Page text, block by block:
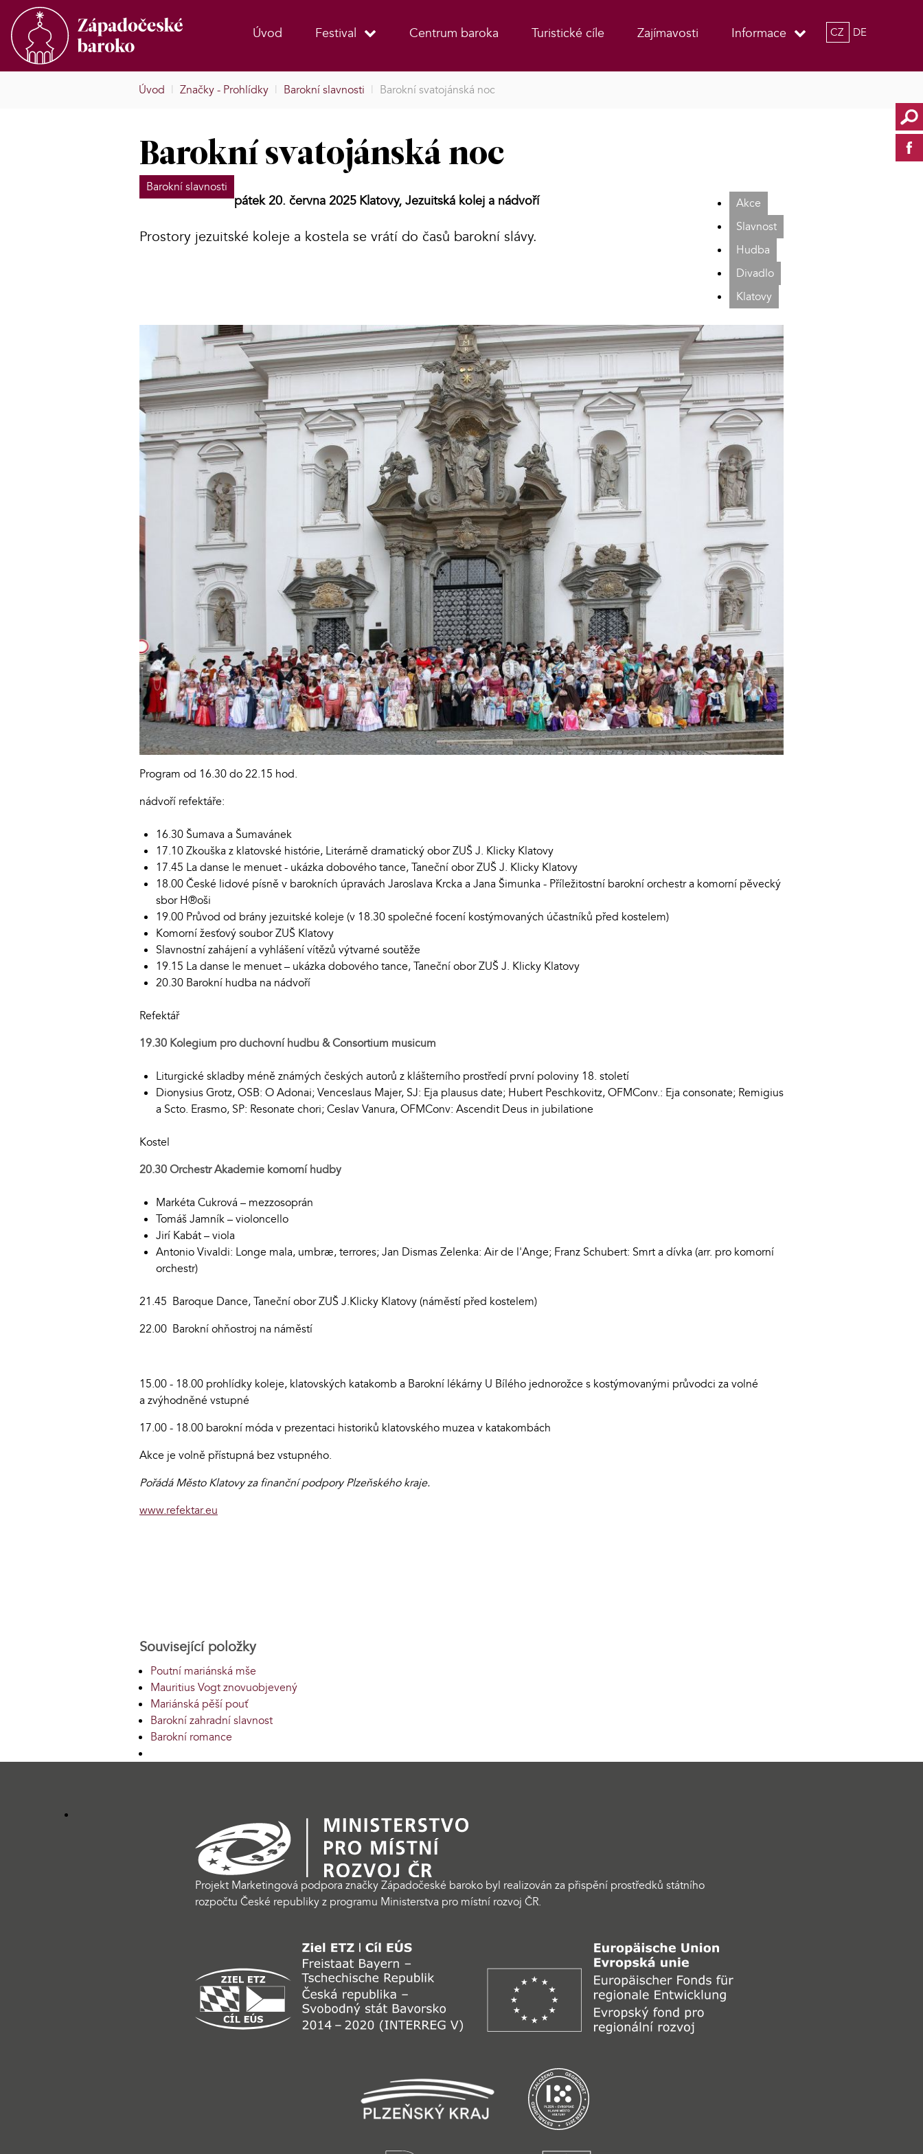
Úvod Festival Centrum baroka Turistické cíle Zajímavosti Informace CZ DE
Úvod | Značky - Prohlídky | Barokní slavnosti | Barokní svatojánská noc
Barokní svatojánská noc
Barokní slavnosti
Akce
Slavnost
Hudba
Divadlo
Klatovy
pátek 20. června 2025 Klatovy, Jezuitská kolej a nádvoří
Prostory jezuitské koleje a kostela se vrátí do časů barokní slávy.
Program od 16.30 do 22.15 hod.
nádvoří refektáře:
16.30 Šumava a Šumavánek
17.10 Zkouška z klatovské histórie, Literárně dramatický obor ZUŠ J. Klicky Klatovy
17.45 La danse le menuet - ukázka dobového tance, Taneční obor ZUŠ J. Klicky Klatovy
18.00 České lidové písně v barokních úpravách Jaroslava Krcka a Jana Šimunka - Příležitostní barokní orchestr a komorní pěvecký
sbor H®oši
19.00 Průvod od brány jezuitské koleje (v 18.30 společné focení kostýmovaných účastníků před kostelem)
Komorní žesťový soubor ZUŠ Klatovy
Slavnostní zahájení a vyhlášení vítězů výtvarné soutěže
19.15 La danse le menuet – ukázka dobového tance, Taneční obor ZUŠ J. Klicky Klatovy
20.30 Barokní hudba na nádvoří
Refektář
19.30 Kolegium pro duchovní hudbu & Consortium musicum
Liturgické skladby méně známých českých autorů z klášterního prostředí první poloviny 18. století
Dionysius Grotz, OSB: O Adonai; Venceslaus Majer, SJ: Eja plausus date; Hubert Peschkovitz, OFMConv.: Eja consonate; Remigius
a Scto. Erasmo, SP: Resonate chori; Ceslav Vanura, OFMConv: Ascendit Deus in jubilatione
Kostel
20.30Orchestr Akademie komorní hudby
Markéta Cukrová – mezzosoprán
Tomáš Jamník – violoncello
Jirí Kabát – viola
Antonio Vivaldi: Longe mala, umbræ, terrores; Jan Dismas Zelenka: Air de l'Ange; Franz Schubert: Smrt a dívka (arr. pro komorní
orchestr)
21.45 Baroque Dance, Taneční obor ZUŠ J.Klicky Klatovy (náměstí před kostelem)
22.00 Barokní ohňostroj na náměstí
15.00 - 18.00 prohlídky koleje, klatovských katakomb a Barokní lékárny U Bílého jednorožce s kostýmovanými průvodci za volné
a zvýhodněné vstupné
17.00 - 18.00 barokní móda v prezentaci historiků klatovského muzea v katakombách
Akce je volně přístupná bez vstupného.
Pořádá Město Klatovy za finanční podpory Plzeňského kraje.
www.refektar.eu
Související položky
Poutní mariánská mše
Mauritius Vogt znovuobjevený
Mariánská pěší pouť
Barokní zahradní slavnost
Barokní romance
Projekt Marketingová podpora značky Západočeské baroko byl realizován za přispění prostředků státního
rozpočtu České republiky z programu Ministerstva pro místní rozvoj ČR.